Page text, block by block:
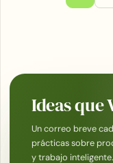
Ideas que
Un correo breve
prácticas sobre
y trabajo